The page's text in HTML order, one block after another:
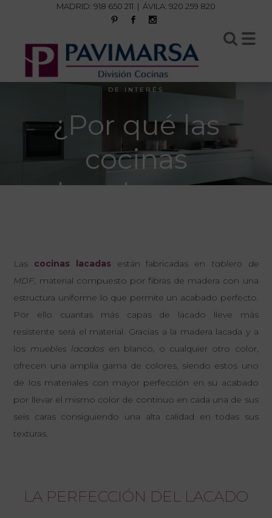
MADRID: 918 650 211 | ÁVILA: 920 259 820
DE INTERÉS
¿Por qué las
cocinas
lacadas son
demandadas?
Las cocinas lacadas están fabricadas en tablero de
MDF, material compuesto por fibras de madera con una
estructura uniforme lo que permite un acabado perfecto.
Por ello cuantas más capas de lacado lleve más
resistente será el material. Gracias a la madera lacada y a
los muebles lacados en blanco, o cualquier otro color,
ofrecen una amplia gama de colores, siendo estos uno
de los materiales con mayor perfección en su acabado
por llevar el mismo color de continuo en cada una de sus
seis caras consiguiendo una alta calidad en todas sus
texturas.
LA PERFECCIÓN DEL LACADO